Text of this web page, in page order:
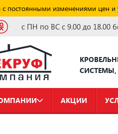
с постоянными изменениями цен
с ПН по ВС с 9.00 до 18.00
АКЦИИ